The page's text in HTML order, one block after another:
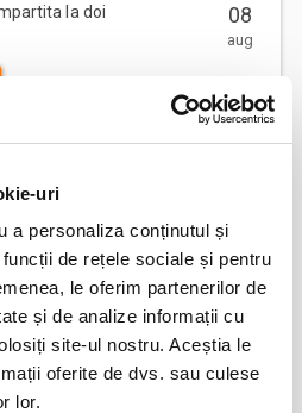
uri
a personaliza conținutul și
de rețele sociale și pentru
le oferim partenerilor de
și de analize informații cu
site-ul nostru. Aceștia le
oferite de dvs. sau culese
lor.
la doi 08
aug
08
aug